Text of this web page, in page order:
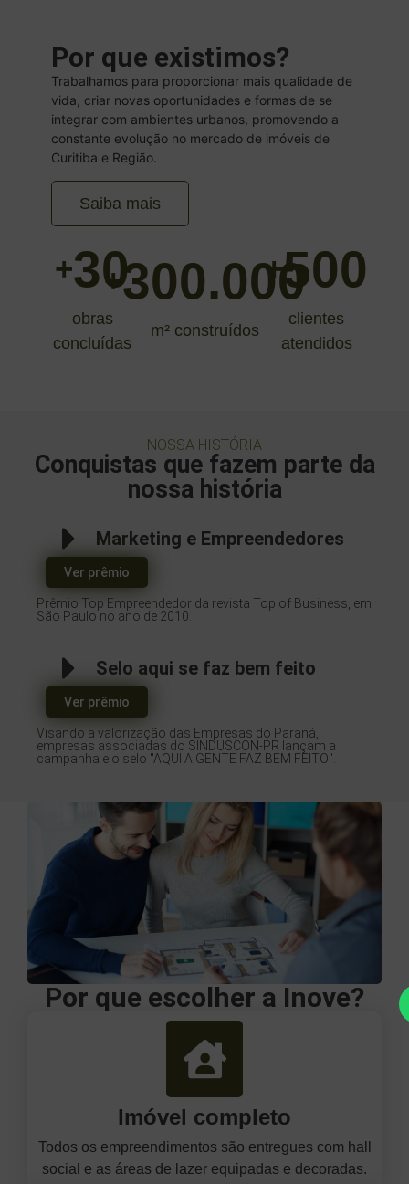
Por que existimos?
Trabalhamos para proporcionar mais qualidade de
vida, criar novas oportunidades e formas de se
integrar com ambientes urbanos, promovendo a
constante evolução no mercado de imóveis de
Curitiba e Região.
Saiba mais
+30
obras
concluídas
+300.000
m² construídos
+500
clientes
atendidos
NOSSA HISTÓRIA
Conquistas que fazem parte da
nossa história
Marketing e Empreendedores
Ver prêmio
Prêmio Top Empreendedor da revista Top of Business, em
São Paulo no ano de 2010.
Selo aqui se faz bem feito
Ver prêmio
Visando a valorização das Empresas do Paraná,
empresas associadas do SINDUSCON-PR lançam a
campanha e o selo "AQUI A GENTE FAZ BEM FEITO".
Por que escolher a Inove?
Imóvel completo
Todos os empreendimentos são entregues com hall
social e as áreas de lazer equipadas e decoradas.